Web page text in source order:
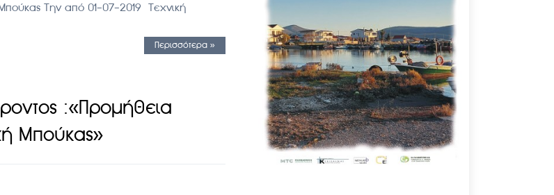
Την από 01-07-2019 Τεχνική
Περισσότερα »
:«Προμήθεια
Μπούκας»